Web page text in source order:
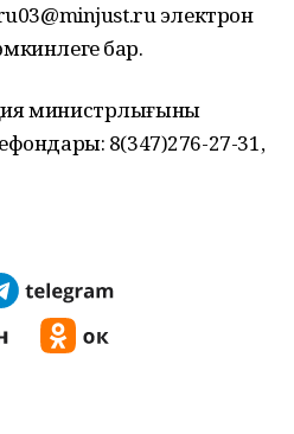
электрон
бар.
министрлығының
8(347)276-27-31,